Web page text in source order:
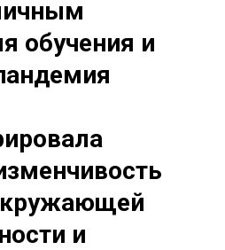
обучения и
и